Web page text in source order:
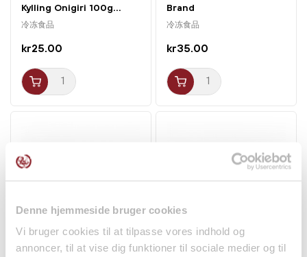
Denne hjemmeside bruger cookies
Vi bruger cookies til at tilpasse vores indhold og
annoncer, til at vise dig funktioner til sociale medier og til
Kylling Onigiri 100g...
冷冻食品
kr25.00
Brand
冷冻食品
kr35.00
Krabbekød på dåse 170g
仅配送⾄邮编1000-4999
Lotusrod i skiver 500g